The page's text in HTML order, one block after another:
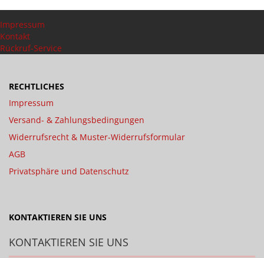
Impressum
Kontakt
Rückruf-Service
RECHTLICHES
Impressum
Versand- & Zahlungsbedingungen
Widerrufsrecht & Muster-Widerrufsformular
AGB
Privatsphäre und Datenschutz
KONTAKTIEREN SIE UNS
KONTAKTIEREN SIE UNS